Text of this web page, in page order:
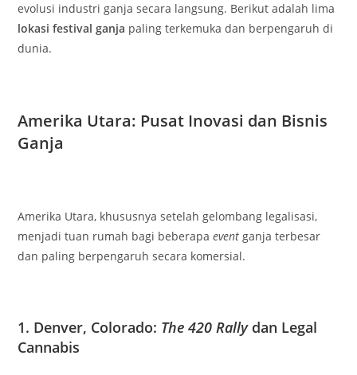
evolusi industri ganja secara langsung. Berikut adalah lima
lokasi festival ganja paling terkemuka dan berpengaruh di
dunia.
Amerika Utara: Pusat Inovasi dan Bisnis
Ganja
Amerika Utara, khususnya setelah gelombang legalisasi,
menjadi tuan rumah bagi beberapaevent ganja terbesar
dan paling berpengaruh secara komersial.
1. Denver, Colorado: The 420 Rallydan Legal
Cannabis